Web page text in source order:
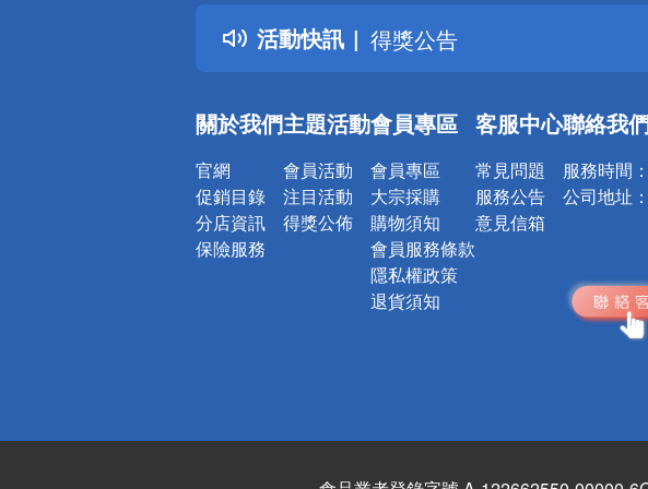
活動快訊
得獎公告
熱門話題
銀行優惠
詐騙網頁！請小心！
關於我們
官網
促銷目錄
分店資訊
保險服務
主題活動
會員活動
注目活動
得獎公佈
會員專區
會員專區
大宗採購
購物須知
會員服務條款
隱私權政策
退貨須知
客服中心
常見問題
服務公告
意見信箱
聯絡我
服務時間：
公司地址：